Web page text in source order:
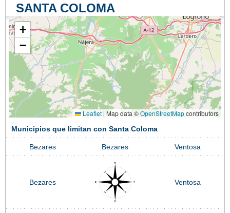
SANTA COLOMA
+
−
Leaflet | Map data ©OpenStreetMapcontributors
Municipios que limitan con Santa Coloma
Bezares Bezares Ventosa
Bezares Ventosa